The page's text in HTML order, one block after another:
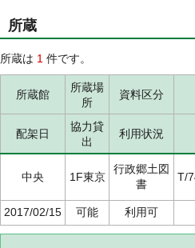
所蔵
所蔵は 1 件です。
所蔵館
所蔵場
所
資料区分
配架日
協力貸
出
利用状況
中央 1F東京
行政郷土図
書
T/
2017/02/15 可能 利用可